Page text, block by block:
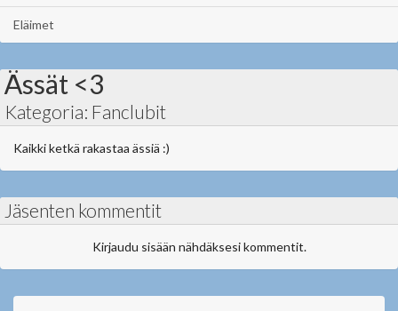
Eläimet
Ässät <3
Kategoria: Fanclubit
Kaikki ketkä rakastaa ässiä :)
Jäsenten kommentit
Kirjaudu sisään nähdäksesi kommentit.